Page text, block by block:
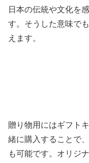
日本の伝統や文化を
す。そうした意味で
えます。
贈り物用にはギフト
緒に購入することで
も可能です。オリジ